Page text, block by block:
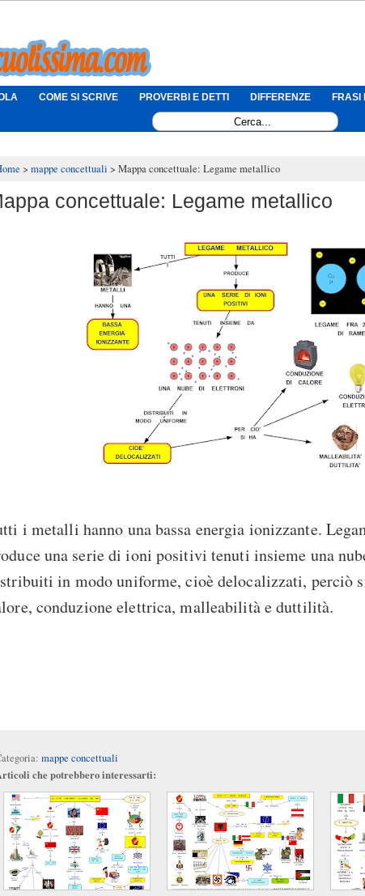
COME SI SCRIVE PROVERBI E DETTI DIFFERENZE FRASI
mappe concettuali Mappa concettuale: Legame metallico
concettuale: Legame metallico
i metalli hanno una bassa energia ionizzante.
una serie di ioni positivi tenuti insieme una
in modo uniforme, cioè delocalizzati, perciò
conduzione elettrica, malleabilità e duttilità.
mappe concettuali
che potrebbero interessarti: